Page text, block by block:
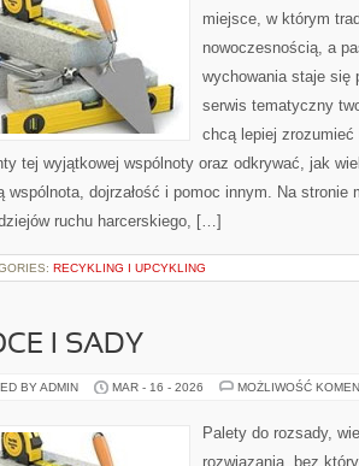
miejsce, w którym
nowoczesnością, a
wychowania staje się
serwis tematyczny
chcą lepiej
tej wyjątkowej wspólnoty oraz odkrywać, jak
wspólnota, dojrzałość i pomoc innym. Na
ruchu harcerskiego, […]
RECYKLING I UPCYKLING
I SADY
BY ADMIN MAR - 16 - 2026 MOŻLIWOŚĆ
Palety do rozsady,
rozwiązania, bez